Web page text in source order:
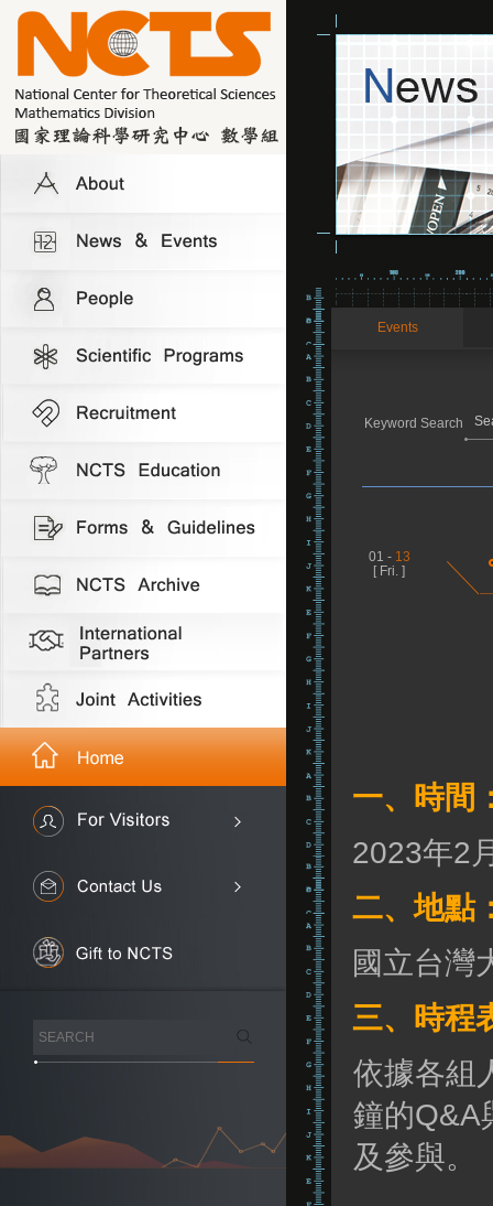
Events
Keyword Search
01 -13
[ Fri. ]
一、時間
2023年2
二、地點
國立台灣
三、時程
依據各組
鐘的Q&A
及參與。